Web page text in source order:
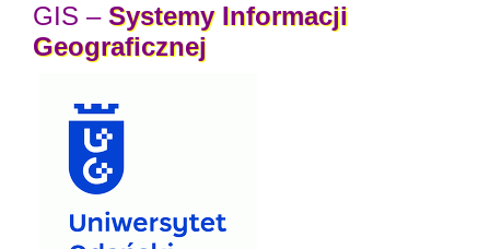
GIS – Systemy Informacji
Geograficznej